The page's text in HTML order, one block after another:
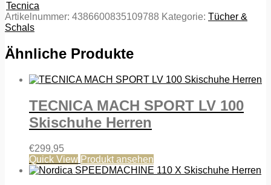
Tecnica
Artikelnummer: 4386600835109788 Kategorie: Tücher &
Schals
Ähnliche Produkte
TECNICA MACH SPORT LV 100
Skischuhe Herren
€299,95
Quick View Produkt ansehen